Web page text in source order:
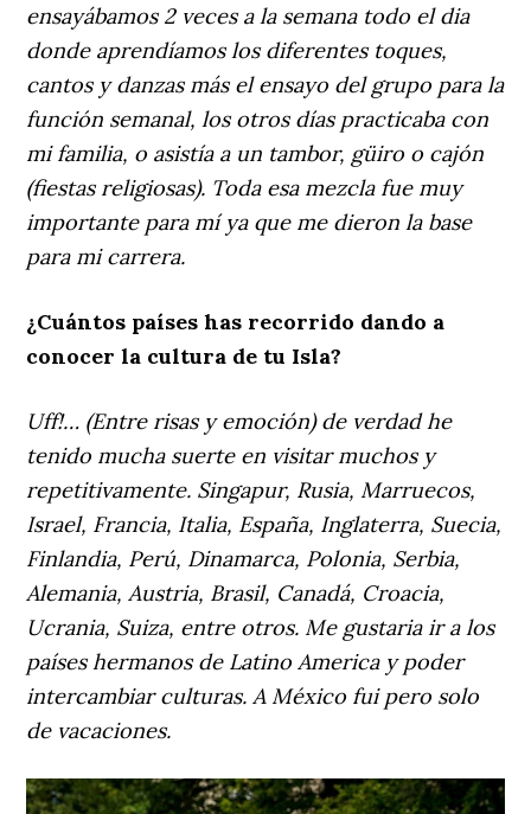
ensayábamos 2 veces a la semana todo el dia
donde aprendíamos los diferentes toques,
cantos y danzas más el ensayo del grupo para la
función semanal, los otros días practicaba con
mi familia, o asistía a un tambor, güiro o cajón
(fiestas religiosas). Toda esa mezcla fue muy
importante para mí ya que me dieron la base
para mi carrera.
¿Cuántos países has recorrido dando a
conocer la cultura de tu Isla?
Uff!… (Entre risas y emoción) de verdad he
tenido mucha suerte en visitar muchos y
repetitivamente. Singapur, Rusia, Marruecos,
Israel, Francia, Italia, España, Inglaterra, Suecia,
Finlandia, Perú, Dinamarca, Polonia, Serbia,
Alemania, Austria, Brasil, Canadá, Croacia,
Ucrania, Suiza, entre otros. Me gustaria ir a los
países hermanos de Latino America y poder
intercambiar culturas. A México fui pero solo
de vacaciones.